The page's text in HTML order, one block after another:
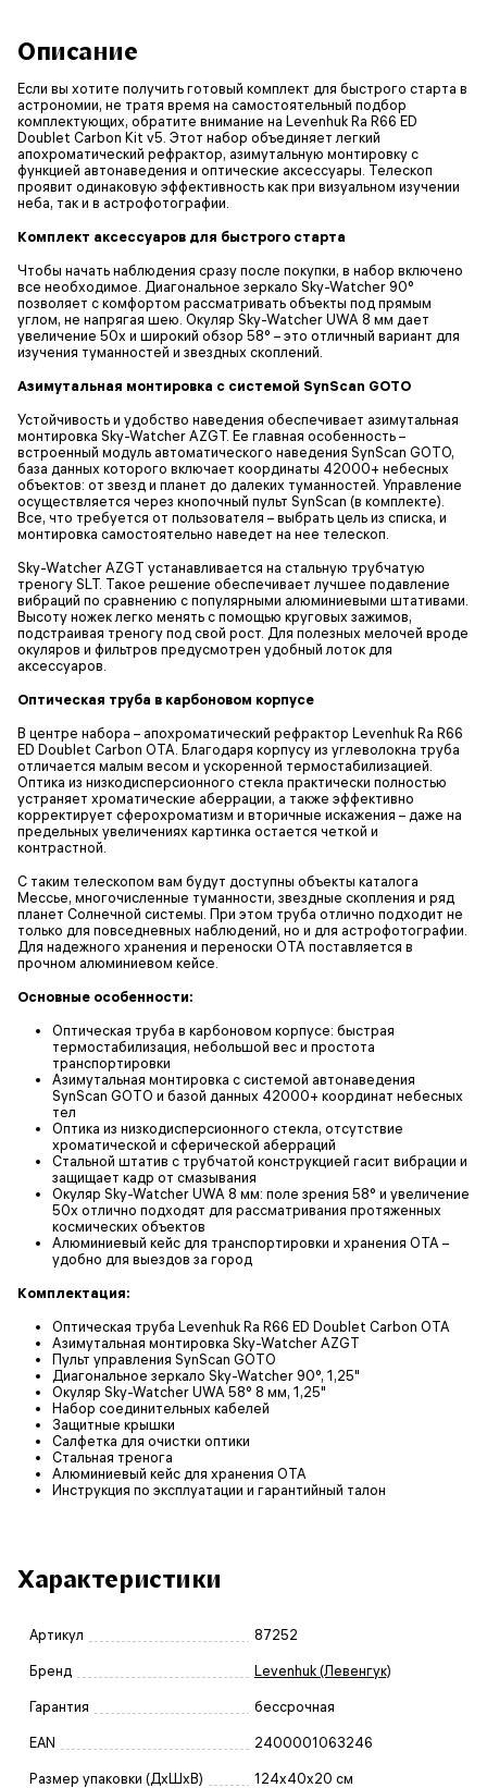
Описание
Если вы хотите получить готовый комплект для быстрого старта в
астрономии, не тратя время на самостоятельный подбор
комплектующих, обратите внимание на Levenhuk Ra R66 ED
Doublet Carbon Kit v5. Этот набор объединяет легкий
апохроматический рефрактор, азимутальную монтировку с
функцией автонаведения и оптические аксессуары. Телескоп
проявит одинаковую эффективность как при визуальном изучении
неба, так и в астрофотографии.
Комплект аксессуаров для быстрого старта
Чтобы начать наблюдения сразу после покупки, в набор включено
все необходимое. Диагональное зеркало Sky-Watcher 90°
позволяет с комфортом рассматривать объекты под прямым
углом, не напрягая шею. Окуляр Sky-Watcher UWA 8 мм дает
увеличение 50х и широкий обзор 58° – это отличный вариант для
изучения туманностей и звездных скоплений.
Азимутальная монтировка с системой SynScan GOTO
Устойчивость и удобство наведения обеспечивает азимутальная
монтировка Sky-Watcher AZGT. Ее главная особенность –
встроенный модуль автоматического наведения SynScan GOTO,
база данных которого включает координаты 42000+ небесных
объектов: от звезд и планет до далеких туманностей. Управление
осуществляется через кнопочный пульт SynScan (в комплекте).
Все, что требуется от пользователя – выбрать цель из списка, и
монтировка самостоятельно наведет на нее телескоп.
Sky-Watcher AZGT устанавливается на стальную трубчатую
треногу SLT. Такое решение обеспечивает лучшее подавление
вибраций по сравнению с популярными алюминиевыми штативами.
Высоту ножек легко менять с помощью круговых зажимов,
подстраивая треногу под свой рост. Для полезных мелочей вроде
окуляров и фильтров предусмотрен удобный лоток для
аксессуаров.
Оптическая труба в карбоновом корпусе
В центре набора – апохроматический рефрактор Levenhuk Ra R66
ED Doublet Carbon OTA. Благодаря корпусу из углеволокна труба
отличается малым весом и ускоренной термостабилизацией.
Оптика из низкодисперсионного стекла практически полностью
устраняет хроматические аберрации, а также эффективно
корректирует сферохроматизм и вторичные искажения – даже на
предельных увеличениях картинка остается четкой и
контрастной.
С таким телескопом вам будут доступны объекты каталога
Мессье, многочисленные туманности, звездные скопления и ряд
планет Солнечной системы. При этом труба отлично подходит не
только для повседневных наблюдений, но и для астрофотографии.
Для надежного хранения и переноски ОТА поставляется в
прочном алюминиевом кейсе.
Основные особенности:
Оптическая труба в карбоновом корпусе: быстрая
термостабилизация, небольшой вес и простота
транспортировки
Азимутальная монтировка с системой автонаведения
SynScan GOTO и базой данных 42000+ координат небесных
тел
Оптика из низкодисперсионного стекла, отсутствие
хроматической и сферической аберраций
Стальной штатив с трубчатой конструкцией гасит вибрации и
защищает кадр от смазывания
Окуляр Sky-Watcher UWA 8 мм: поле зрения 58° и увеличение
50х отлично подходят для рассматривания протяженных
космических объектов
Алюминиевый кейс для транспортировки и хранения ОТА –
удобно для выездов за город
Комплектация:
Оптическая труба Levenhuk Ra R66 ED Doublet Carbon OTA
Азимутальная монтировка Sky-Watcher AZGT
Пульт управления SynScan GOTO
Диагональное зеркало Sky-Watcher 90°, 1,25"
Окуляр Sky-Watcher UWA 58° 8 мм, 1,25"
Набор соединительных кабелей
Защитные крышки
Салфетка для очистки оптики
Стальная тренога
Алюминиевый кейс для хранения ОТА
Инструкция по эксплуатации и гарантийный талон
Характеристики
Артикул 87252
Бренд Levenhuk (Левенгук)
Гарантия бессрочная
EAN 2400001063246
Размер упаковки (ДxШxВ) 124x40x20 см